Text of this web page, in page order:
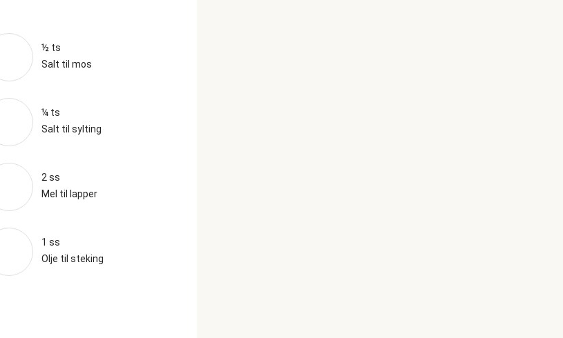
½ ts
Salt til mos
¼ ts
Salt til sylting
2 ss
Mel til lapper
1 ss
Olje til steking